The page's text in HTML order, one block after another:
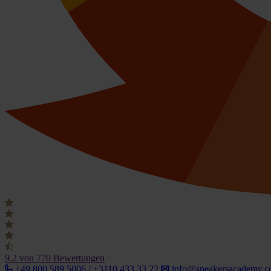
9.2 von 770 Bewertungen
+49 800 589 5006 / +3110 433 33 22